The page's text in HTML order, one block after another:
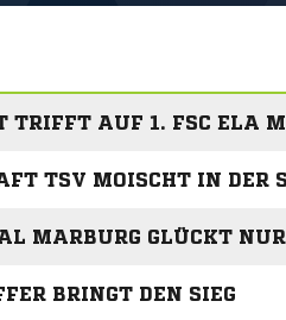
TRIFFT AUF 1. FSC ELA
TSV MOISCHT IN DER
MARBURG GLÜCKT NUR
BRINGT DEN SIEG